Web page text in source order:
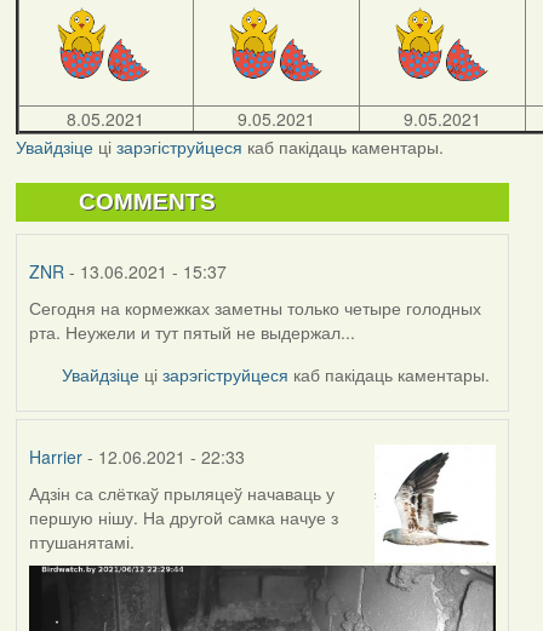
8.05.2021 9.05.2021
9.05.2021
Увайдзіцеці зарэгіструйцеся каб пакідаць каментары.
COMMENTS
ZNR - 13.06.2021 - 15:37
Сегодня на кормежках заметны только четыре голодных
рта. Неужели и тут пятый не выдержал...
Увайдзіце цізарэгіструйцеся каб пакідаць каментары.
Harrier- 12.06.2021 - 22:33
Адзін са слёткаў прыляцеў начаваць у
першую нішу. На другой самка начуе з
птушанятамі.